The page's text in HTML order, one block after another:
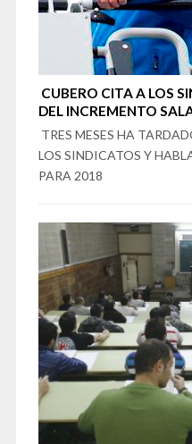
CUBERO CITA A LOS
DEL INCREMENTO
TRES MESES HA
LOS SINDICATOS Y
PARA 2018